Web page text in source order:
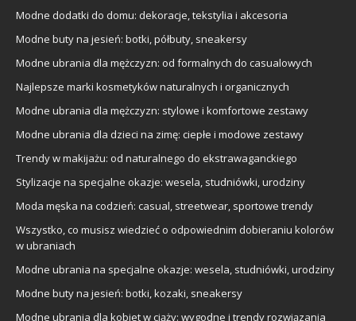
Modne dodatki do domu: dekoracje, tekstylia i akcesoria
Modne buty na jesień: botki, półbuty, sneakersy
Modne ubrania dla mężczyzn: od formalnych do casualowych
Najlepsze marki kosmetyków naturalnych i organicznych
Modne ubrania dla mężczyzn: stylowe i komfortowe zestawy
Modne ubrania dla dzieci na zimę: ciepłe i modowe zestawy
Trendy w makijażu: od naturalnego do ekstrawaganckiego
Stylizacje na specjalne okazje: wesela, studniówki, urodziny
Moda męska na codzień: casual, streetwear, sportowe trendy
Wszystko, co musisz wiedzieć o odpowiednim dobieraniu kolorów
w ubraniach
Modne ubrania na specjalne okazje: wesela, studniówki, urodziny
Modne buty na jesień: botki, kozaki, sneakersy
Modne ubrania dla kobiet w ciąży: wygodne i trendy rozwiązania